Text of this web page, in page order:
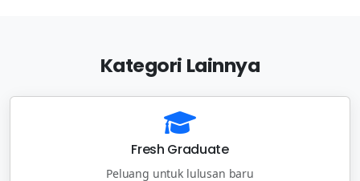
Kategori Lainnya
Fresh Graduate
Peluang untuk lulusan baru